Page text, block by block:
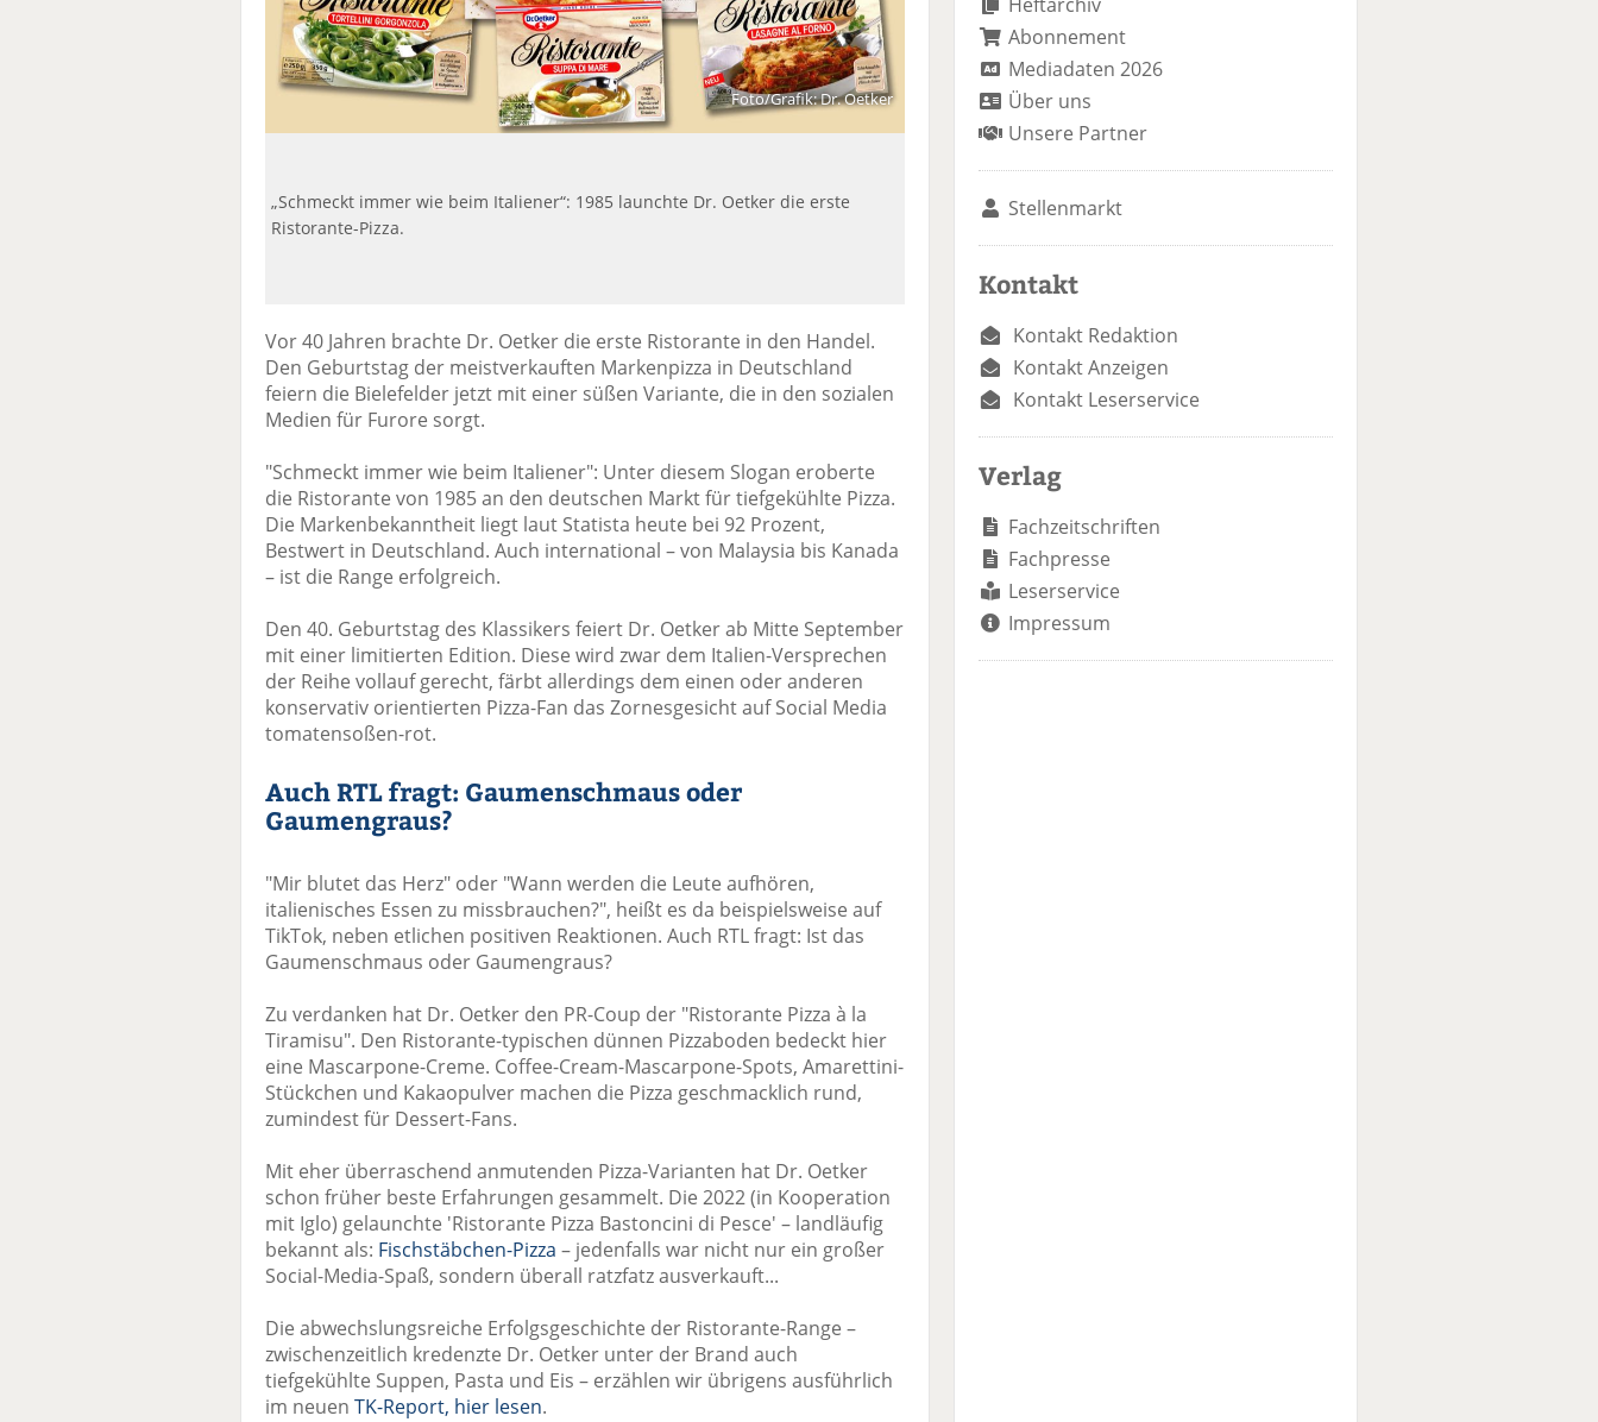
Foto/Grafik: Dr. Oetker
„Schmeckt immer wie beim Italiener“: 1985 launchte Dr. Oetker die erste
Ristorante-Pizza.
Vor 40 Jahren brachte Dr. Oetker die erste Ristorante in den Handel.
Den Geburtstag der meistverkauften Markenpizza in Deutschland
feiern die Bielefelder jetzt mit einer süßen Variante, die in den sozialen
Medien für Furore sorgt.
"Schmeckt immer wie beim Italiener": Unter diesem Slogan eroberte
die Ristorante von 1985 an den deutschen Markt für tiefgekühlte Pizza.
Die Markenbekanntheit liegt laut Statista heute bei 92 Prozent,
Bestwert in Deutschland. Auch international – von Malaysia bis Kanada
– ist die Range erfolgreich.
Den 40. Geburtstag des Klassikers feiert Dr. Oetker ab Mitte September
mit einer limitierten Edition. Diese wird zwar dem Italien-Versprechen
der Reihe vollauf gerecht, färbt allerdings dem einen oder anderen
konservativ orientierten Pizza-Fan das Zornesgesicht auf Social Media
tomatensoßen-rot.
Auch RTL fragt: Gaumenschmaus oder
Gaumengraus?
"Mir blutet das Herz" oder "Wann werden die Leute aufhören,
italienisches Essen zu missbrauchen?", heißt es da beispielsweise auf
TikTok, neben etlichen positiven Reaktionen. Auch RTL fragt: Ist das
Gaumenschmaus oder Gaumengraus?
Zu verdanken hat Dr. Oetker den PR-Coup der "Ristorante Pizza à la
Tiramisu". Den Ristorante-typischen dünnen Pizzaboden bedeckt hier
eine Mascarpone-Creme. Coffee-Cream-Mascarpone-Spots, Amarettini-
Stückchen und Kakaopulver machen die Pizza geschmacklich rund,
zumindest für Dessert-Fans.
Mit eher überraschend anmutenden Pizza-Varianten hat Dr. Oetker
schon früher beste Erfahrungen gesammelt. Die 2022 (in Kooperation
mit Iglo) gelaunchte 'Ristorante Pizza Bastoncini di Pesce' – landläufig
bekannt als: Fischstäbchen-Pizza – jedenfalls war nicht nur ein großer
Social-Media-Spaß, sondern überall ratzfatz ausverkauft...
Die abwechslungsreiche Erfolgsgeschichte der Ristorante-Range –
zwischenzeitlich kredenzte Dr. Oetker unter der Brand auch
tiefgekühlte Suppen, Pasta und Eis – erzählen wir übrigens ausführlich
im neuen TK-Report, hier lesen.
Abonnement
Mediadaten 2026
Über uns
Unsere Partner
Stellenmarkt
Kontakt
Kontakt Redaktion
Kontakt Anzeigen
Kontakt Leserservice
Verlag
Fachzeitschriften
Fachpresse
Leserservice
Impressum